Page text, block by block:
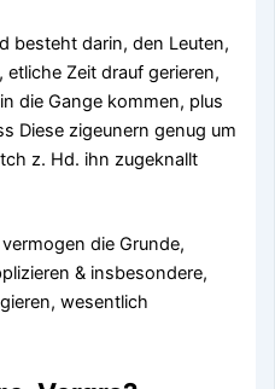
besteht darin, den Leuten,
Zeit drauf gerieren,
die Gange kommen, plus
Diese zigeunern genug um
z. Hd. ihn zugeknallt
die Grunde,
& insbesondere,
wesentlich